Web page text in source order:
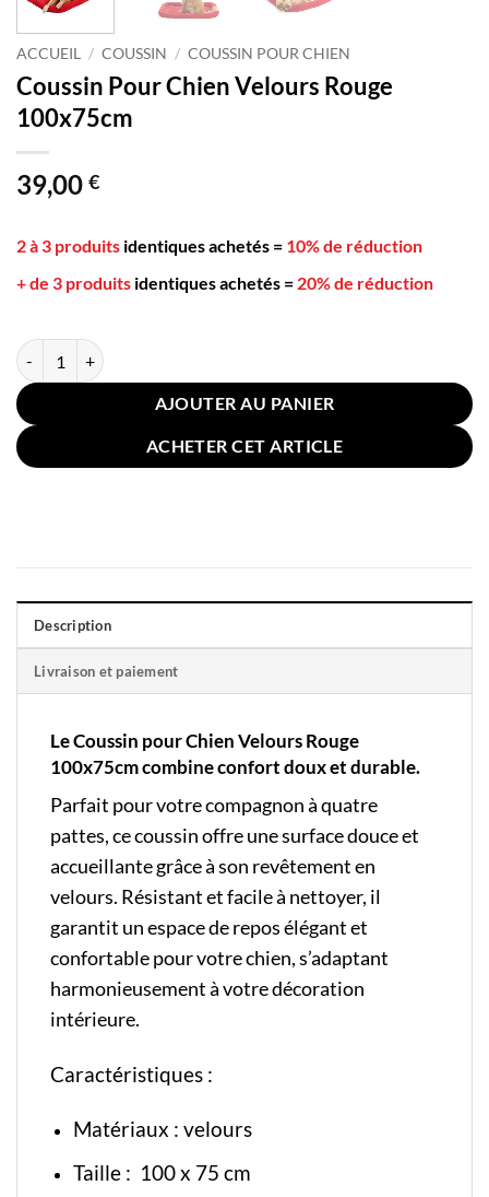
ACCUEIL / COUSSIN / COUSSIN POUR CHIEN
Coussin Pour Chien Velours Rouge
100x75cm
39,00 €
2 à 3 produits identiques achetés = 10% de réduction
+ de 3 produits identiques achetés = 20% de réduction
quantité de Coussin Pour Chien Velours Rouge 100x75cm
AJOUTER AU PANIER
ACHETER CET ARTICLE
Description
Livraison et paiement
Le Coussin pour Chien Velours Rouge
100x75cm combine confort doux et durable.
Parfait pour votre compagnon à quatre
pattes, ce coussin offre une surface douce et
accueillante grâce à son revêtement en
velours. Résistant et facile à nettoyer, il
garantit un espace de repos élégant et
confortable pour votre chien, s’adaptant
harmonieusement à votre décoration
intérieure.
Caractéristiques :
Matériaux : velours
Taille : 100 x 75 cm